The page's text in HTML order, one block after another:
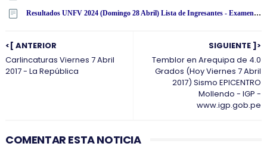
Resultados UNFV 2024 (Domingo 28 Abril) Lista de Ingresantes - Examen Admisión Ordinario y Extraordinario - Universidad Nacional Federico Villarreal - www·unfv·edu·pe
SIGUIENTE ]>
Temblor en Arequipa de 4.0
Grados (Hoy Viernes 7 Abril
2017) Sismo EPICENTRO
Mollendo - IGP -
www.igp.gob.pe
<[ ANTERIOR
Carlincaturas Viernes 7 Abril
2017 - La República
COMENTAR ESTA NOTICIA